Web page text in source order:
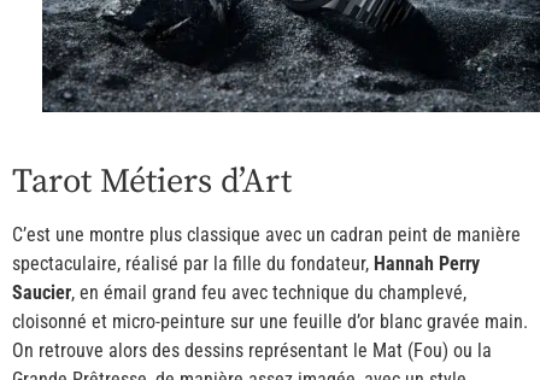
Tarot Métiers d’Art
C’est une montre plus classique avec un cadran peint de manière
spectaculaire, réalisé par la fille du fondateur, Hannah Perry
Saucier, en émail grand feu avec technique du champlevé,
cloisonné et micro-peinture sur une feuille d’or blanc gravée main.
On retrouve alors des dessins représentant le Mat (Fou) ou la